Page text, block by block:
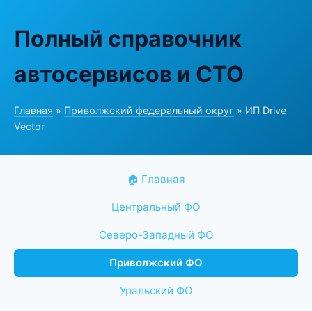
Полный справочник
автосервисов и СТО
Главная » Приволжский федеральный округ » ИП Drive
Vector
🏠 Главная
Центральный ФО
Северо-Западный ФО
Приволжский ФО
Уральский ФО